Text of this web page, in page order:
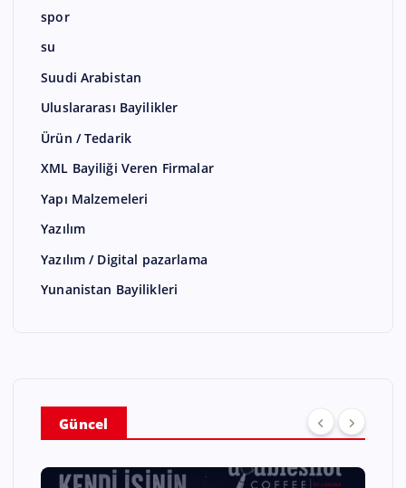
spor
su
Suudi Arabistan
Uluslararası Bayilikler
Ürün / Tedarik
XML Bayiliği Veren Firmalar
Yapı Malzemeleri
Yazılım
Yazılım / Digital pazarlama
Yunanistan Bayilikleri
Güncel